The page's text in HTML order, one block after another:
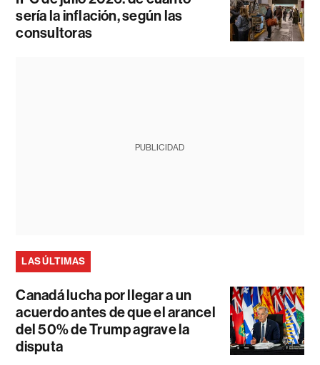
sería la inflación, según las
consultoras
PUBLICIDAD
LAS ÚLTIMAS
Canadá lucha por llegar a un
acuerdo antes de que el arancel
del 50% de Trump agrave la
disputa